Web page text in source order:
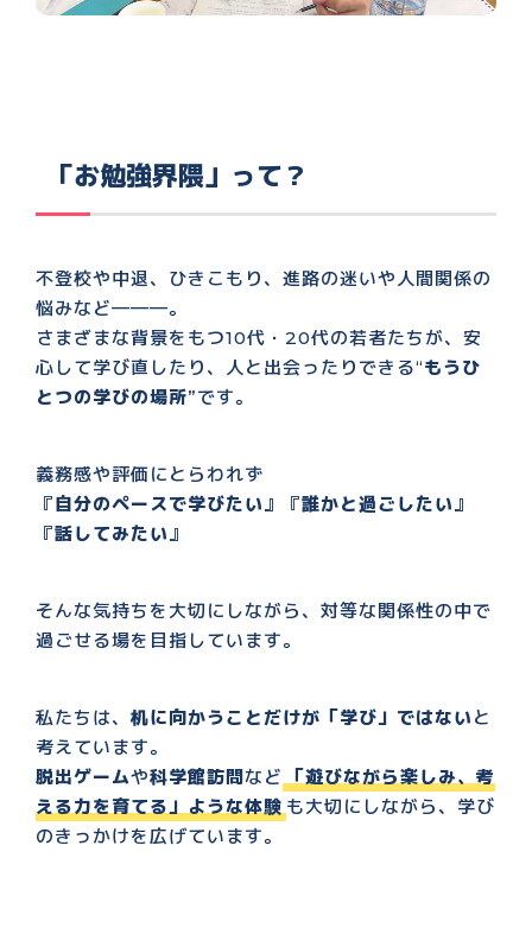
「お勉強界隈」って？
不登校や中退、ひきこもり、進路の迷いや人間関係の
悩みなど―――。
さまざまな背景をもつ10代・20代の若者たちが、安
心して学び直したり、人と出会ったりできる“もうひ
とつの学びの場所”です。
義務感や評価にとらわれず
『自分のペースで学びたい』『誰かと過ごしたい』
『話してみたい』
そんな気持ちを大切にしながら、対等な関係性の中で
過ごせる場を目指しています。
私たちは、 机に向かうことだけが「学び」ではない と
考えています。
脱出ゲームや科学館訪問など
「遊びながら楽しみ、考
える力を育てる」ような体験 も大切にしながら、学び
のきっかけを広げています。